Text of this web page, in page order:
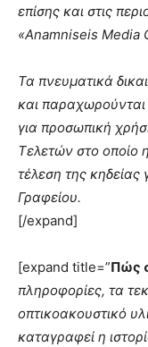
επίσης και στις
«Anamniseis Media
Τα πνευματικά
και παραχωρούνται
για προσωπική
Τελετών στο οποίο
τέλεση της κηδείας
Γραφείου.
[/expand]
[expand title=”Πώς
πληροφορίες, τα
οπτικοακουστικό
καταγραφεί η